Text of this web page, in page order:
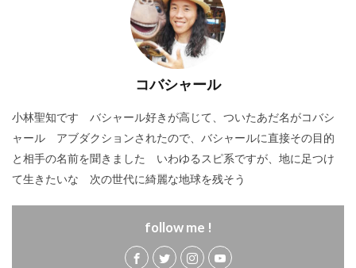
コバシャール
小林聖知です バシャール好きが高じて、ついたあだ名がコバシ
ャール アブダクションされたので、バシャールに直接その目的
と相手の名前を聞きました いわゆるスピ系ですが、地に足つけ
て生きたいな 次の世代に綺麗な地球を残そう
follow me !